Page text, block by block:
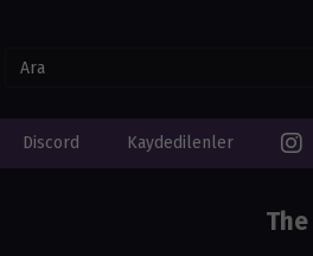
Discord Kaydedilenler